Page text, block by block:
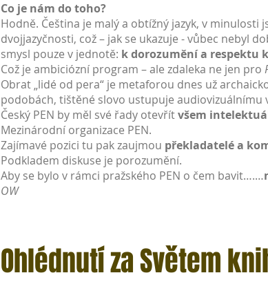
Co je nám do toho?
Hodně. Čeština je malý a obtížný jazyk, v minulosti
dvojjazyčnosti, což – jak se ukazuje - vůbec nebyl
smysl pouze v jednotě: k dorozumění a respektu
Což je ambiciózní program – ale zdaleka ne jen pro
Obrat „lidé od pera“ je metaforou dnes už
podobách, tištěné slovo ustupuje audiovizuálnímu
Český PEN by měl své řady otevřítvšem
Mezinárodní organizace PEN.
Zajímavé pozici tu pak zaujmou překladatelé a
Podkladem diskuse je porozumění.
Aby se bylo v rámci pražského PEN o čem bavit….…
OW
Ohlédnutí za Světem